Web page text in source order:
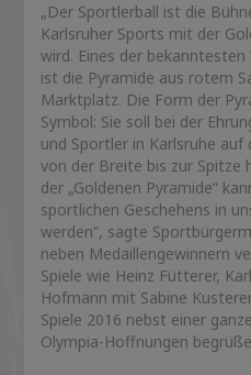
„Der Sportlerball ist die
Karlsruher Sports mit der
wird. Eines der
ist die Pyramide aus rotem
Marktplatz. Die Form der
Symbol: Sie soll bei der
und Sportler in Karlsruhe
von der Breite bis zur Spitze
der „Goldenen Pyramide“
sportlichen Geschehens in
werden“, sagte
neben Medaillengewinnern
Spiele wie Heinz Fütterer,
Hofmann mit Sabine
Spiele 2016 nebst einer
Olympia-Hoffnungen